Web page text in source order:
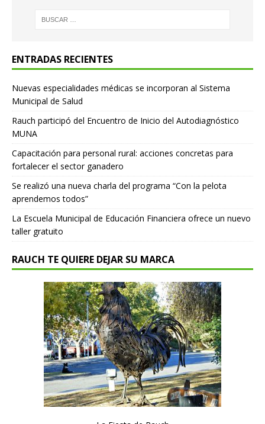
ENTRADAS RECIENTES
Nuevas especialidades médicas se incorporan al Sistema
Municipal de Salud
Rauch participó del Encuentro de Inicio del Autodiagnóstico
MUNA
Capacitación para personal rural: acciones concretas para
fortalecer el sector ganadero
Se realizó una nueva charla del programa “Con la pelota
aprendemos todos”
La Escuela Municipal de Educación Financiera ofrece un nuevo
taller gratuito
RAUCH TE QUIERE DEJAR SU MARCA